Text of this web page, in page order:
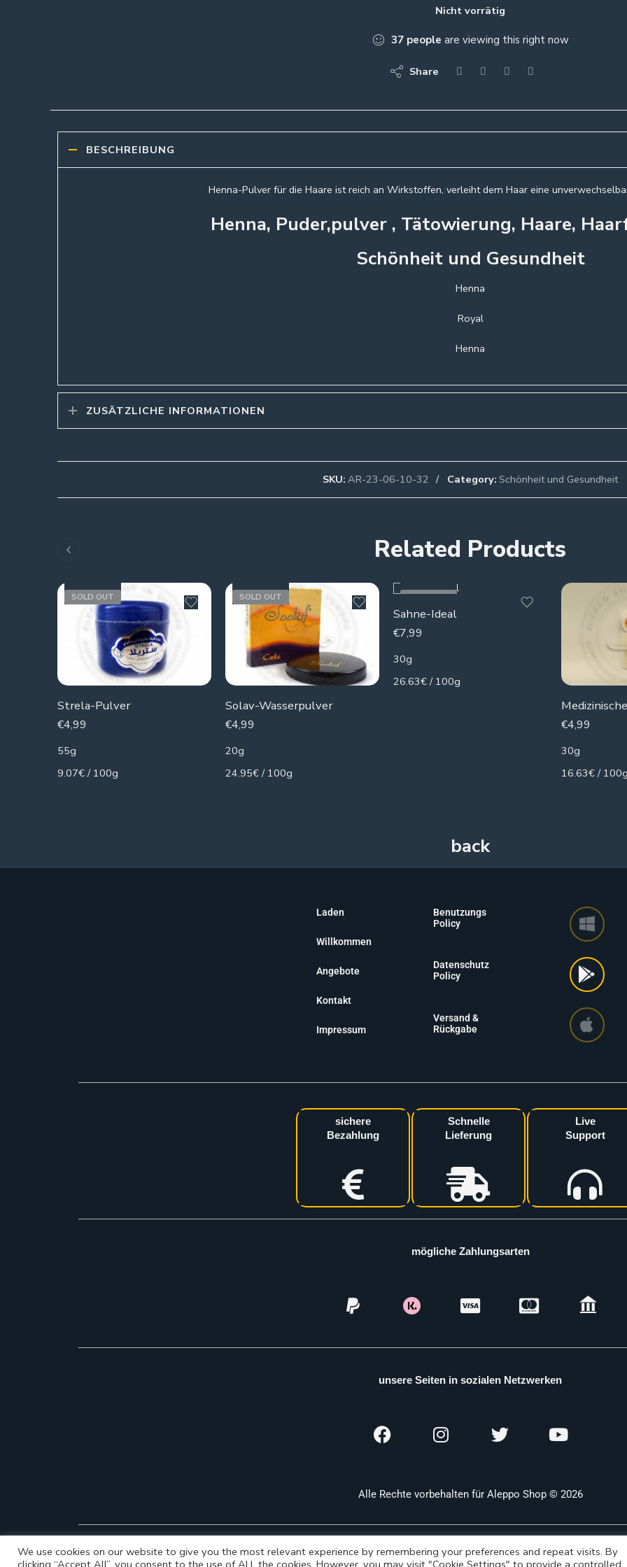
Nicht vorrätig
37 people are viewing this right now
Share
BESCHREIBUNG
Henna-Pulver für die Haare ist reich an Wirkstoffen, verleiht dem Haar eine
Henna, Puder,pulver , Tätowierung, Haare,
Schönheit und Gesundheit
Henna
Royal
Henna
ZUSÄTZLICHE INFORMATIONEN
SKU: AR-23-06-10-32 Category: Schönheit und Gesundheit
Related Products
SOLD OUT
Strela-Pulver
€4,99
55g
9.07€ / 100g
SOLD OUT
Solav-Wasserpulver
€4,99
20g
24.95€ / 100g
SOLD OUT
Sahne-Ideal
€7,99
30g
26.63€ / 100g
€4,99
30g
16.63€ / 100g
Laden
Willkommen
Angebote
Kontakt
Impressum
Benutzungs
Policy
Datenschutz
Policy
Versand &
Rückgabe
sichere
Bezahlung
Schnelle
Lieferung
Live
Support
mögliche Zahlungsarten
unsere Seiten in sozialen Netzwerken
Alle Rechte vorbehalten für Aleppo Shop © 2026
We use cookies on our website to give you the most relevant experience by remembering your preferences and repeat visits. By
clicking “Accept All”, you consent to the use of ALL the cookies. However, you may visit "Cookie Settings" to provide a controlled